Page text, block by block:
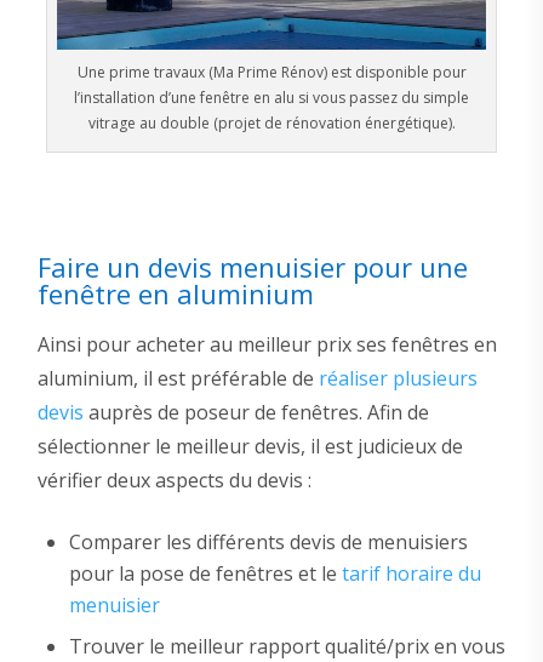
Une prime travaux (Ma Prime Rénov) est disponible pour
l’installation d’une fenêtre en alu si vous passez du simple
vitrage au double (projet de rénovation énergétique).
Faire un devis menuisier pour une
fenêtre en aluminium
Ainsi pour acheter au meilleur prix ses fenêtres en
aluminium, il est préférable de réaliser plusieurs
devis auprès de poseur de fenêtres. Afin de
sélectionner le meilleur devis, il est judicieux de
vérifier deux aspects du devis :
Comparer les différents devis de menuisiers
pour la pose de fenêtres et le tarif horaire du
menuisier
Trouver le meilleur rapport qualité/prix en vous